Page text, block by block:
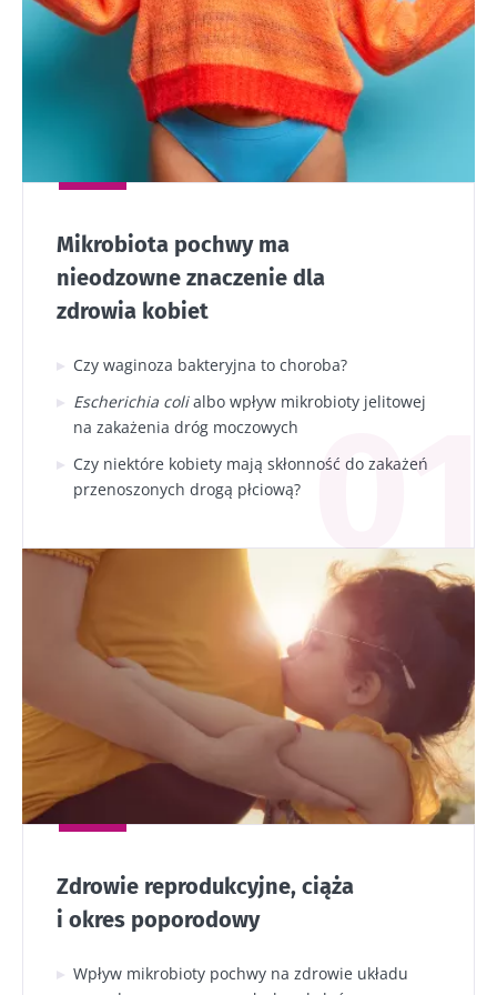
co zwiększa prawdopodobieństwo zakażenia
wirusem HIV. Te kobiety mogą zmniejszyć
ryzyko chorób przenoszonych drogą płciową,
pielęgnując swoją mikrobiotę.
Mikrobiota pochwy ma
nieodzowne znaczenie dla
zdrowia kobiet
Czy waginoza bakteryjna to choroba?
Escherichia colialbo wpływ mikrobioty jelitowej
na zakażenia dróg moczowych
Czy niektóre kobiety mają skłonność do zakażeń
przenoszonych drogą płciową?
Zdrowie reprodukcyjne, ciąża
i okres poporodowy
Wpływ mikrobioty pochwy na zdrowie układu